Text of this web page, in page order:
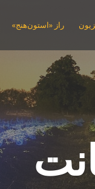
راز «استون‌هنج»